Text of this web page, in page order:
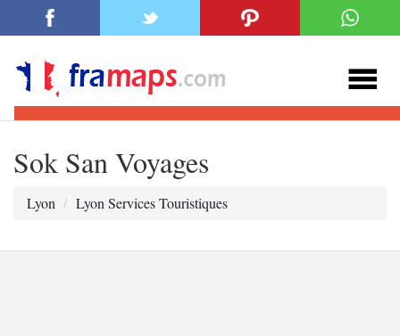
Sok San Voyages
Lyon Lyon Services Touristiques